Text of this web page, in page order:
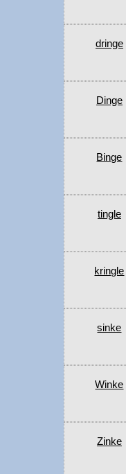
dringe
Dinge
Binge
tingle
kringle
sinke
Winke
Zinke